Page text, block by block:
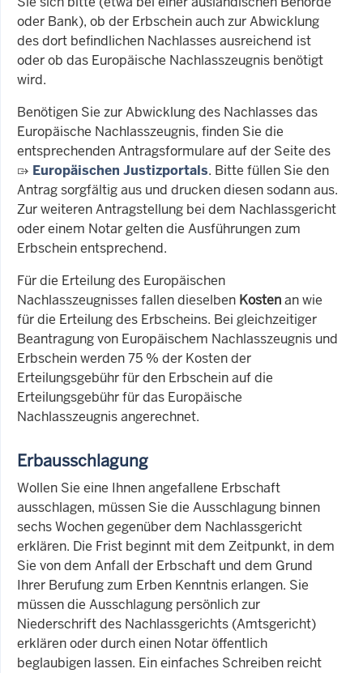
oder Bank), ob der Erbschein auch zur Abwicklung
des dort befindlichen Nachlasses ausreichend ist
oder ob das Europäische Nachlasszeugnis benötigt
wird.
Benötigen Sie zur Abwicklung des Nachlasses das
Europäische Nachlasszeugnis, finden Sie die
entsprechenden Antragsformulare auf der Seite des
Europäischen Justizportals. Bitte füllen Sie den
Antrag sorgfältig aus und drucken diesen sodann aus.
Zur weiteren Antragstellung bei dem Nachlassgericht
oder einem Notar gelten die Ausführungen zum
Erbschein entsprechend.
Für die Erteilung des Europäischen
Nachlasszeugnisses fallen dieselben Kostenan wie
für die Erteilung des Erbscheins. Bei gleichzeitiger
Beantragung von Europäischem Nachlasszeugnis und
Erbschein werden 75 % der Kosten der
Erteilungsgebühr für den Erbschein auf die
Erteilungsgebühr für das Europäische
Nachlasszeugnis angerechnet.
Erbausschlagung
Wollen Sie eine Ihnen angefallene Erbschaft
ausschlagen, müssen Sie die Ausschlagung binnen
sechs Wochen gegenüber dem Nachlassgericht
erklären. Die Frist beginnt mit dem Zeitpunkt, in dem
Sie von dem Anfall der Erbschaft und dem Grund
Ihrer Berufung zum Erben Kenntnis erlangen. Sie
müssen die Ausschlagung persönlich zur
Niederschrift des Nachlassgerichts (Amtsgericht)
erklären oder durch einen Notar öffentlich
beglaubigen lassen. Ein einfaches Schreiben reicht